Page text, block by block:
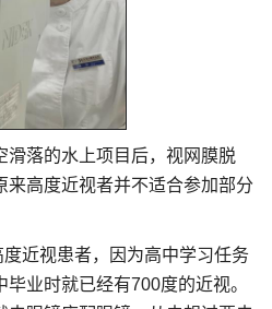
滑落的水上项目后，视网膜脱
来高度近视者并不适合参加部分
近视患者，因为高中学习任务
业时就已经有700度的近视。